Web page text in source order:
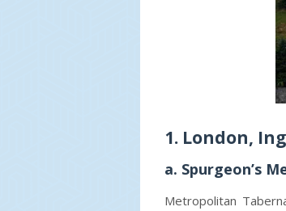
1. London,
a. Spurgeon’s
Metropolitan